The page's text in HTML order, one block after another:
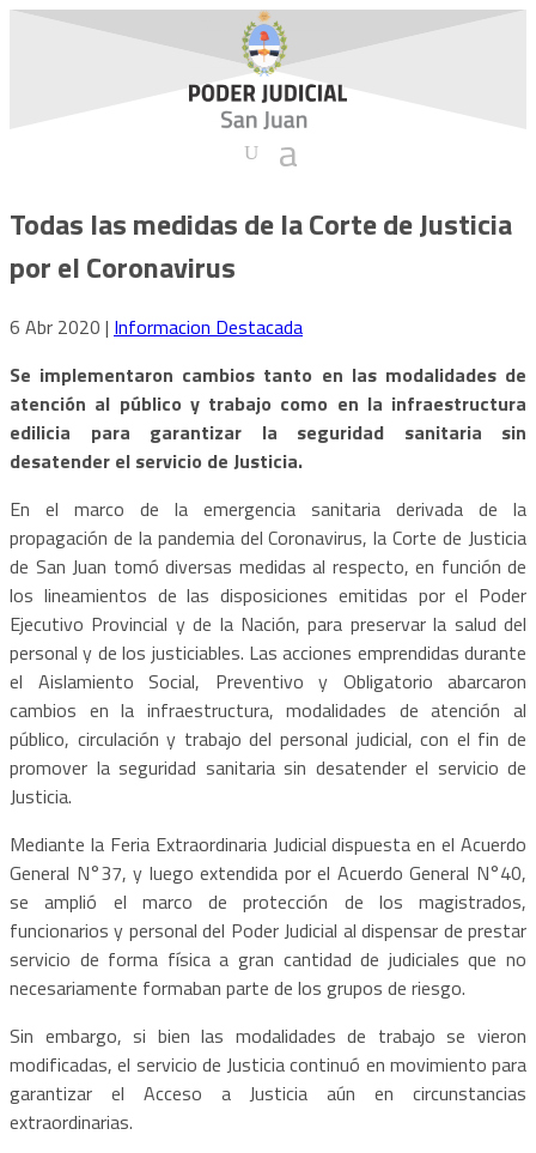
Todas las medidas de la Corte de Justicia
por el Coronavirus
6 Abr 2020 | Informacion Destacada
Se implementaron cambios tanto en las modalidades de
atención al público y trabajo como en la infraestructura
edilicia para garantizar la seguridad sanitaria sin
desatender el servicio de Justicia.
En el marco de la emergencia sanitaria derivada de la
propagación de la pandemia del Coronavirus, la Corte de Justicia
de San Juan tomó diversas medidas al respecto, en función de
los lineamientos de las disposiciones emitidas por el Poder
Ejecutivo Provincial y de la Nación, para preservar la salud del
personal y de los justiciables. Las acciones emprendidas durante
el Aislamiento Social, Preventivo y Obligatorio abarcaron
cambios en la infraestructura, modalidades de atención al
público, circulación y trabajo del personal judicial, con el fin de
promover la seguridad sanitaria sin desatender el servicio de
Justicia.
Mediante la Feria Extraordinaria Judicial dispuesta en el Acuerdo
General N°37, y luego extendida por el Acuerdo General N°40,
se amplió el marco de protección de los magistrados,
funcionarios y personal del Poder Judicial al dispensar de prestar
servicio de forma física a gran cantidad de judiciales que no
necesariamente formaban parte de los grupos de riesgo.
Sin embargo, si bien las modalidades de trabajo se vieron
modificadas, el servicio de Justicia continuó en movimiento para
garantizar el Acceso a Justicia aún en circunstancias
extraordinarias.